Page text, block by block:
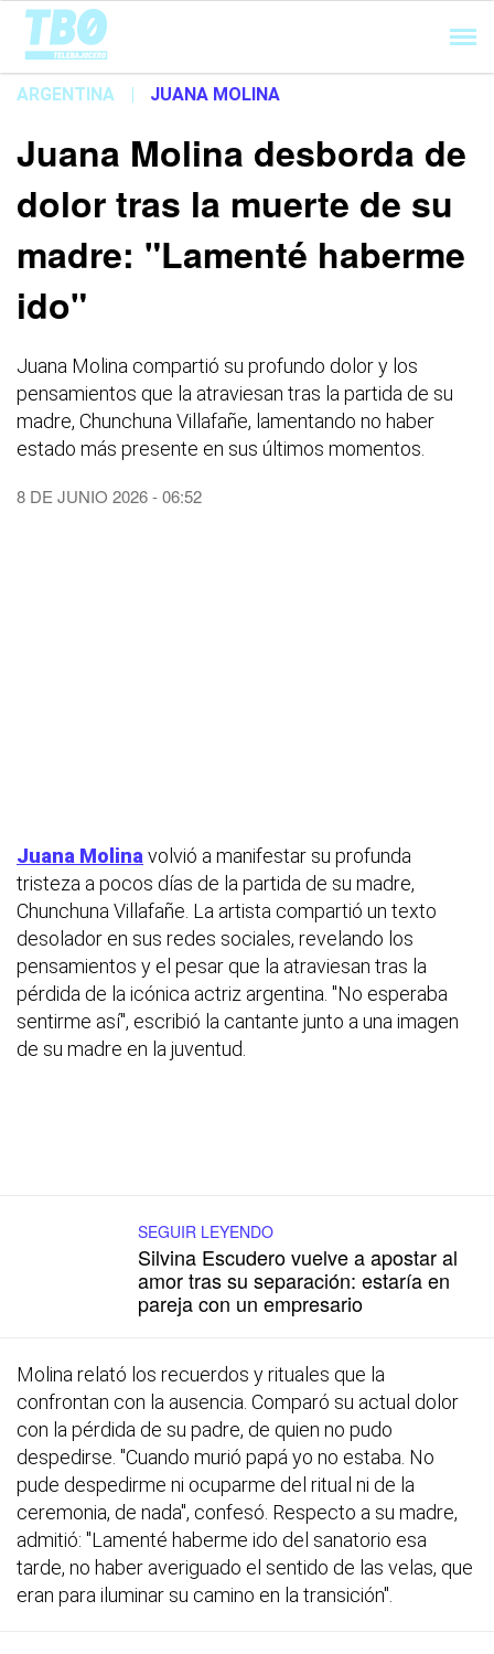
Cargando...
ARGENTINA | JUANA MOLINA
Juana Molina desborda de
dolor tras la muerte de su
madre: "Lamenté haberme
ido"
Juana Molina compartió su profundo dolor y los
pensamientos que la atraviesan tras la partida de su
madre, Chunchuna Villafañe, lamentando no haber
estado más presente en sus últimos momentos.
8 DE JUNIO 2026 - 06:52
Juana Molina volvió a manifestar su profunda
tristeza a pocos días de la partida de su madre,
Chunchuna Villafañe. La artista compartió un texto
desolador en sus redes sociales, revelando los
pensamientos y el pesar que la atraviesan tras la
pérdida de la icónica actriz argentina. "No esperaba
sentirme así", escribió la cantante junto a una imagen
de su madre en la juventud.
SEGUIR LEYENDO
Silvina Escudero vuelve a apostar al
amor tras su separación: estaría en
pareja con un empresario
Molina relató los recuerdos y rituales que la
confrontan con la ausencia. Comparó su actual dolor
con la pérdida de su padre, de quien no pudo
despedirse. "Cuando murió papá yo no estaba. No
pude despedirme ni ocuparme del ritual ni de la
ceremonia, de nada", confesó. Respecto a su madre,
admitió: "Lamenté haberme ido del sanatorio esa
tarde, no haber averiguado el sentido de las velas, que
eran para iluminar su camino en la transición".